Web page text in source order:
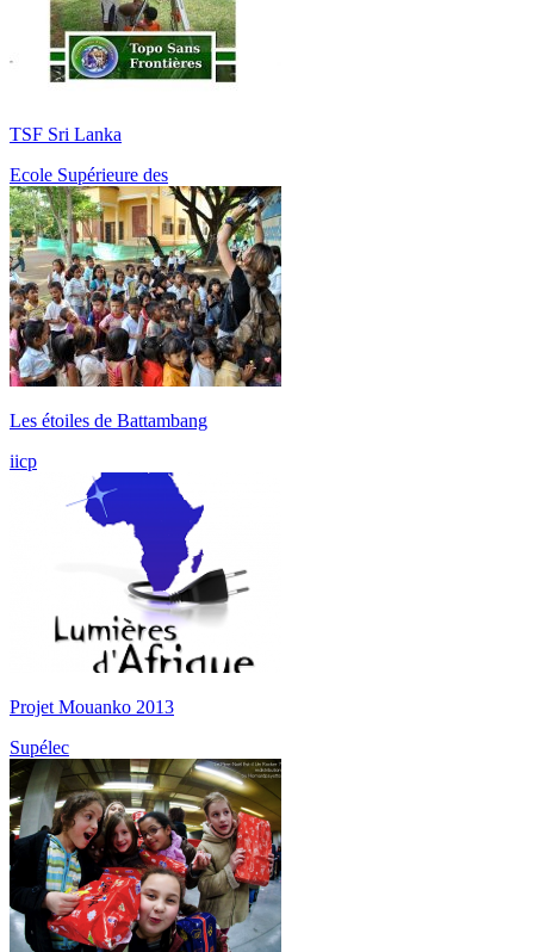
TSF Sri Lanka
Ecole Supérieure des
Les étoiles de Battambang
iicp
Projet Mouanko 2013
Supélec